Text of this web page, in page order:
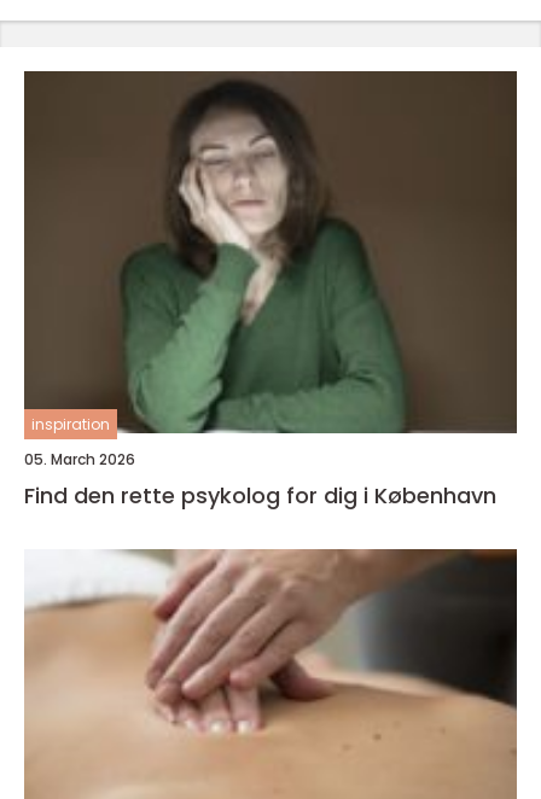
inspiration
05. March 2026
Find den rette psykolog for dig i København